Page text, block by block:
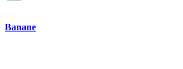
Banane